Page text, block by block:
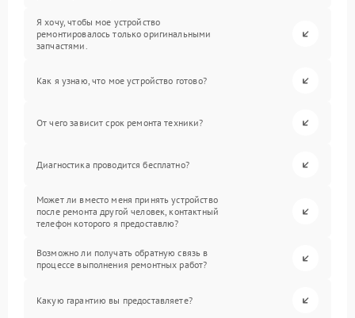
Я хочу, чтобы мое устройство
ремонтировалось только оригинальными
запчастями.
Как я узнаю, что мое устройство готово?
От чего зависит срок ремонта техники?
Диагностика проводится бесплатно?
Может ли вместо меня принять устройство
после ремонта другой человек, контактный
телефон которого я предоставлю?
Возможно ли получать обратную связь в
процессе выполнения ремонтных работ?
Какую гарантию вы предоставляете?